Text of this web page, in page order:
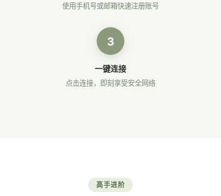
使用手机号或邮箱快速注册账号
3
一键连接
点击连接，即刻享受安全网络
高手进阶